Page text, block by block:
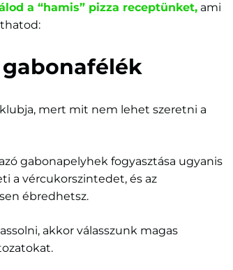
a “hamis” pizza receptünket, ami
mert mit nem lehet szeretni a
gabonapelyhek fogyasztása ugyanis
a vércukorszintedet, és az
ébredhetsz.
akkor válasszunk magas